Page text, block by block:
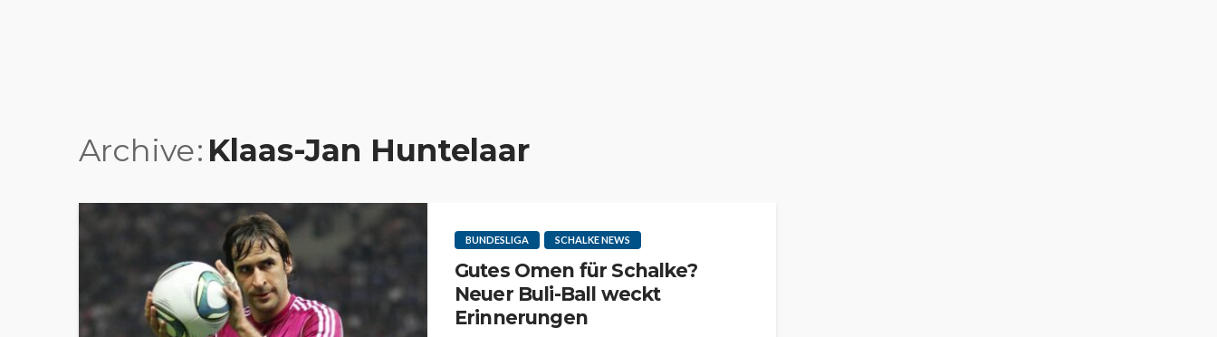
Archive Klaas-Jan Huntelaar
BUNDESLIGA SCHALKE NEWS
Gutes Omen für Schalke?
Neuer Buli-Ball weckt
Erinnerungen